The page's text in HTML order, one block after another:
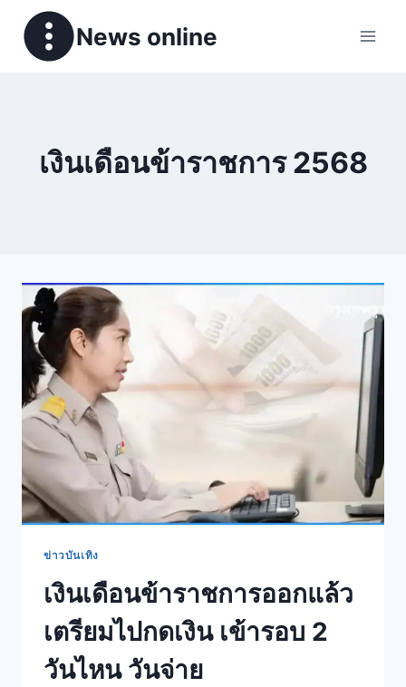
News online
เงินเดือนข้าราชการ 2568
ข่าวบันเทิง
เงินเดือนข้าราชการออกแล้ว
เตรียมไปกดเงิน เข้ารอบ 2
วันไหน วันจ่าย